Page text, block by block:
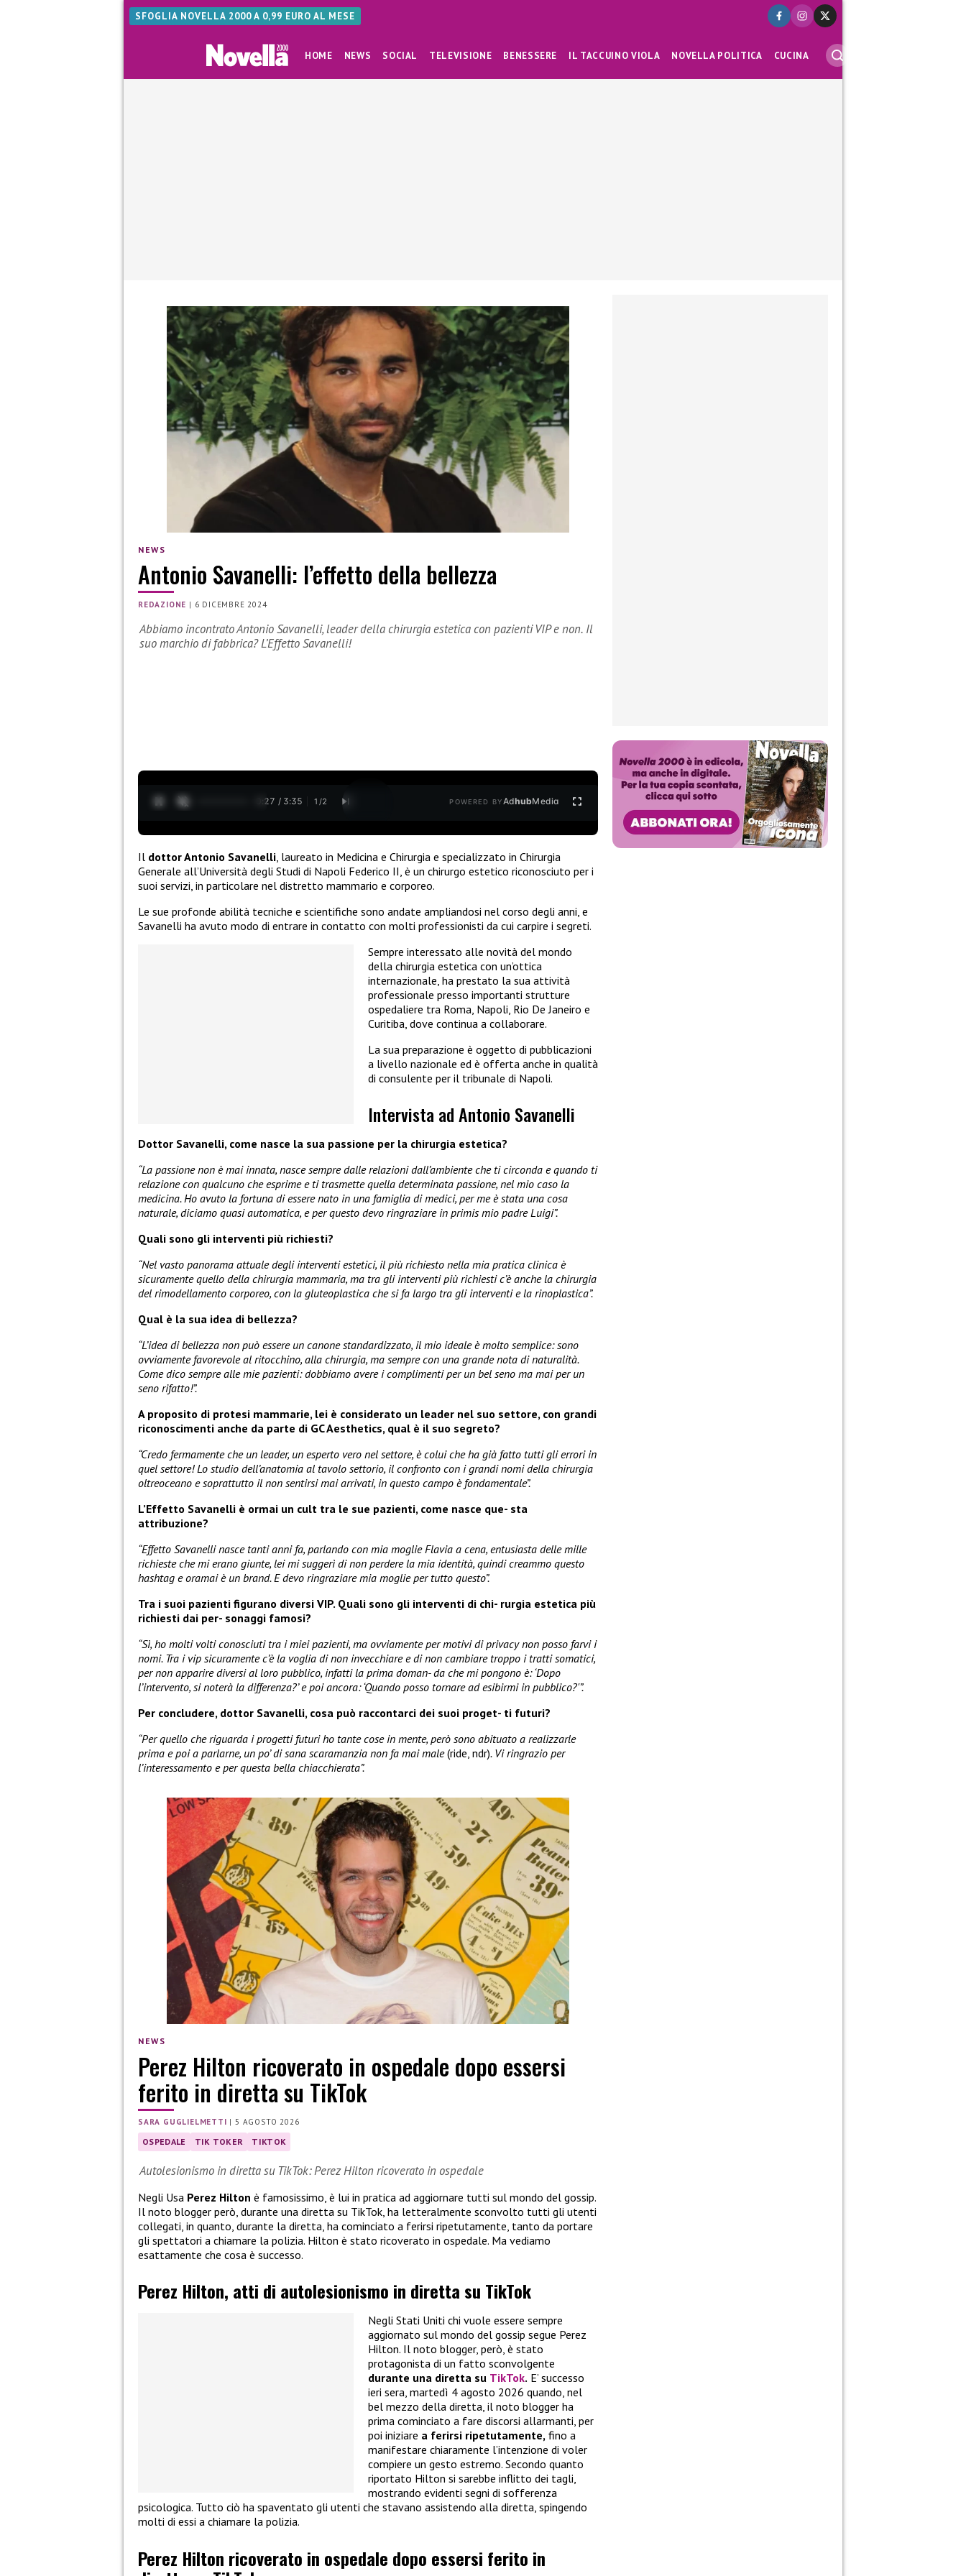
SFOGLIA NOVELLA 2000 A 0,99 EURO AL MESE
HOME NEWS SOCIAL TELEVISIONE BENESSERE IL TACCUINO VIOLA NOVELLA POLITICA CUCINA
NEWS
Antonio Savanelli: l’effetto della bellezza
REDAZIONE | 6 DICEMBRE 2024
Abbiamo incontrato Antonio Savanelli, leader della chirurgia estetica con pazienti VIP e non. Il
suo marchio di fabbrica? L’Effetto Savanelli!
0:28 / 3:35 1 /2 POWERED BYAdhubMedia
Il dottor Antonio Savanelli , laureato in Medicina e Chirurgia e specializzato in Chirurgia
Generale all’Università degli Studi di Napoli Federico II, è un chirurgo estetico riconosciuto per i
suoi servizi, in particolare nel distretto mammario e corporeo.
Le sue profonde abilità tecniche e scientifiche sono andate ampliandosi nel corso degli anni, e
Savanelli ha avuto modo di entrare in contatto con molti professionisti da cui carpire i segreti.
Sempre interessato alle novità del mondo
della chirurgia estetica con un’ottica
internazionale, ha prestato la sua attività
professionale presso importanti strutture
ospedaliere tra Roma, Napoli, Rio De Janeiro e
Curitiba, dove continua a collaborare.
La sua preparazione è oggetto di pubblicazioni
a livello nazionale ed è offerta anche in qualità
di consulente per il tribunale di Napoli.
Intervista ad Antonio Savanelli
Dottor Savanelli, come nasce la sua passione per la chirurgia estetica?
“La passione non è mai innata, nasce sempre dalle relazioni dall’ambiente che ti circonda e quando ti
relazione con qualcuno che esprime e ti trasmette quella determinata passione, nel mio caso la
medicina. Ho avuto la fortuna di essere nato in una famiglia di medici, per me è stata una cosa
naturale, diciamo quasi automatica, e per questo devo ringraziare in primis mio padre Luigi”.
Quali sono gli interventi più richiesti?
“Nel vasto panorama attuale degli interventi estetici, il più richiesto nella mia pratica clinica è
sicuramente quello della chirurgia mammaria, ma tra gli interventi più richiesti c’è anche la chirurgia
del rimodellamento corporeo, con la gluteoplastica che si fa largo tra gli interventi e la rinoplastica”.
Qual è la sua idea di bellezza?
“L’idea di bellezza non può essere un canone standardizzato, il mio ideale è molto semplice: sono
ovviamente favorevole al ritocchino, alla chirurgia, ma sempre con una grande nota di naturalità.
Come dico sempre alle mie pazienti: dobbiamo avere i complimenti per un bel seno ma mai per un
seno rifatto!”.
A proposito di protesi mammarie, lei è considerato un leader nel suo settore, con grandi
riconoscimenti anche da parte di GC Aesthetics, qual è il suo segreto?
“Credo fermamente che un leader, un esperto vero nel settore, è colui che ha già fatto tutti gli errori in
quel settore! Lo studio dell’anatomia al tavolo settorio, il confronto con i grandi nomi della chirurgia
oltreoceano e soprattutto il non sentirsi mai arrivati, in questo campo è fondamentale”.
L’Effetto Savanelli è ormai un cult tra le sue pazienti, come nasce que- sta
attribuzione?
“Effetto Savanelli nasce tanti anni fa, parlando con mia moglie Flavia a cena, entusiasta delle mille
richieste che mi erano giunte, lei mi suggerì di non perdere la mia identità, quindi creammo questo
hashtag e oramai è un brand. E devo ringraziare mia moglie per tutto questo”.
Tra i suoi pazienti figurano diversi VIP. Quali sono gli interventi di chi- rurgia estetica più
richiesti dai per- sonaggi famosi?
“Sì, ho molti volti conosciuti tra i miei pazienti, ma ovviamente per motivi di privacy non posso farvi i
nomi. Tra i vip sicuramente c’è la voglia di non invecchiare e di non cambiare troppo i tratti somatici,
per non apparire diversi al loro pubblico, infatti la prima doman- da che mi pongono è: ‘Dopo
l’intervento, si noterà la differenza?’ e poi ancora: ‘Quando posso tornare ad esibirmi in pubblico?'”.
Per concludere, dottor Savanelli, cosa può raccontarci dei suoi proget- ti futuri?
“Per quello che riguarda i progetti futuri ho tante cose in mente, però sono abituato a realizzarle
prima e poi a parlarne, un po’ di sana scaramanzia non fa mai male(ride, ndr). Vi ringrazio per
l’interessamento e per questa bella chiacchierata”.
NEWS
Perez Hilton ricoverato in ospedale dopo essersi
ferito in diretta su TikTok
SARA GUGLIELMETTI |5 AGOSTO 2026
OSPEDALE TIK TOKER TIKTOK
Autolesionismo in diretta su TikTok: Perez Hilton ricoverato in ospedale
Negli Usa Perez Hilton è famosissimo, è lui in pratica ad aggiornare tutti sul mondo del gossip.
Il noto blogger però, durante una diretta su TikTok, ha letteralmente sconvolto tutti gli utenti
collegati, in quanto, durante la diretta, ha cominciato a ferirsi ripetutamente, tanto da portare
gli spettatori a chiamare la polizia. Hilton è stato ricoverato in ospedale. Ma vediamo
esattamente che cosa è successo.
Perez Hilton, atti di autolesionismo in diretta su TikTok
Negli Stati Uniti chi vuole essere sempre
aggiornato sul mondo del gossip segue Perez
Hilton. Il noto blogger, però, è stato
protagonista di un fatto sconvolgente
durante una diretta su TikTok. E’ successo
ieri sera, martedì 4 agosto 2026 quando, nel
bel mezzo della diretta, il noto blogger ha
prima cominciato a fare discorsi allarmanti, per
poi iniziare a ferirsi ripetutamente, fino a
manifestare chiaramente l’intenzione di voler
compiere un gesto estremo. Secondo quanto
riportato Hilton si sarebbe inflitto dei tagli,
mostrando evidenti segni di sofferenza
psicologica. Tutto ciò ha spaventato gli utenti che stavano assistendo alla diretta, spingendo
molti di essi a chiamare la polizia.
Perez Hilton ricoverato in ospedale dopo essersi ferito in